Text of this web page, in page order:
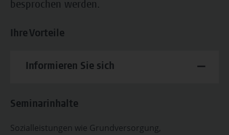
besprochen werden.
Ihre Vorteile
Informieren Sie sich
Seminarinhalte
Sozialleistungen wie Grundversorgung,